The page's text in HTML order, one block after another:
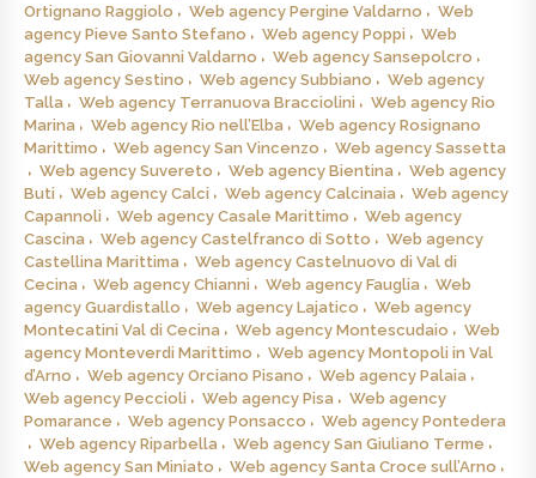
Ortignano Raggiolo
Web agency Pergine Valdarno
Web
agency Pieve Santo Stefano
Web agency Poppi
Web
agency San Giovanni Valdarno
Web agency Sansepolcro
Web agency Sestino
Web agency Subbiano
Web agency
Talla
Web agency Terranuova Bracciolini
Web agency Rio
Marina
Web agency Rio nell’Elba
Web agency Rosignano
Marittimo
Web agency San Vincenzo
Web agency Sassetta
Web agency Suvereto
Web agency Bientina
Web agency
Buti
Web agency Calci Web agency Calcinaia
Web agency
Capannoli
Web agency Casale Marittimo
Web agency
Cascina
Web agency Castelfranco di Sotto
Web agency
Castellina Marittima
Web agency Castelnuovo di Val di
Cecina
Web agency Chianni Web agency Fauglia
Web
agency Guardistallo
Web agency Lajatico
Web agency
Montecatini Val di Cecina
Web agency Montescudaio
Web
agency Monteverdi Marittimo
Web agency Montopoli in Val
d’Arno
Web agency Orciano Pisano
Web agency Palaia
Web agency Peccioli
Web agency Pisa
Web agency
Pomarance
Web agency Ponsacco
Web agency Pontedera
Web agency Riparbella
Web agency San Giuliano Terme
Web agency San Miniato
Web agency Santa Croce sull’Arno